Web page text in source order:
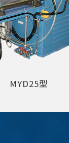
MYD25型